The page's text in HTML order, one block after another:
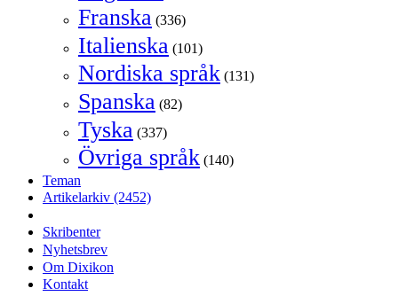
Franska (336)
Italienska (101)
Nordiska språk (131)
Spanska (82)
Tyska (337)
Övriga språk (140)
Teman
Artikelarkiv (2452)
Skribenter
Nyhetsbrev
Om Dixikon
Kontakt